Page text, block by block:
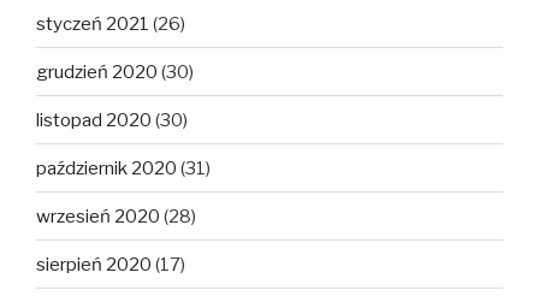
styczeń 2021 (26)
grudzień 2020 (30)
listopad 2020 (30)
październik 2020 (31)
wrzesień 2020 (28)
sierpień 2020 (17)